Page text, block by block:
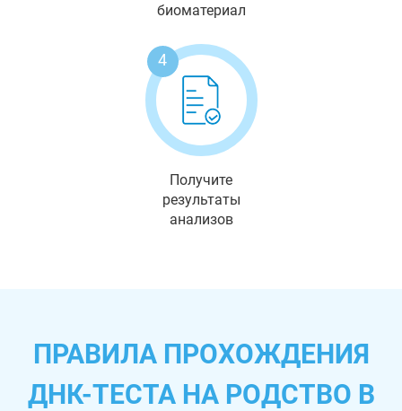
биоматериал
4
Получите
результаты
анализов
ПРАВИЛА ПРОХОЖДЕНИЯ
ДНК-ТЕСТА НА РОДСТВО В